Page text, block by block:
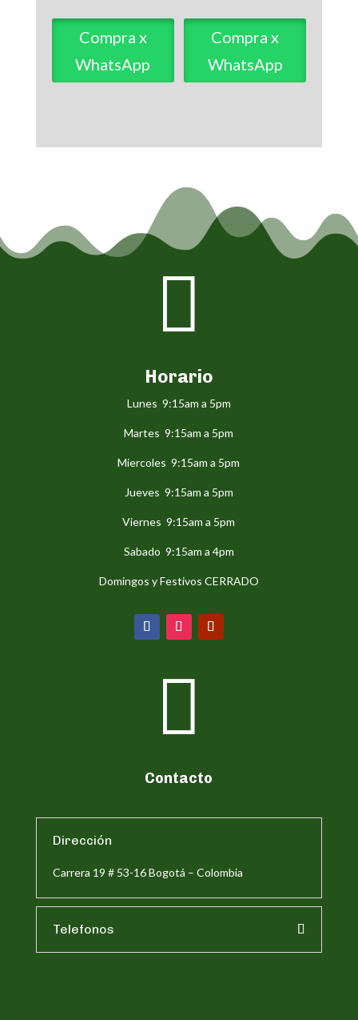
Compra x
WhatsApp
Compra x
WhatsApp

Horario
Lunes 9:15am a 5pm
Martes 9:15am a 5pm
Miercoles 9:15am a 5pm
Jueves 9:15am a 5pm
Viernes 9:15am a 5pm
Sabado 9:15am a 4pm
Domingos y Festivos CERRADO

Contacto
Dirección
Carrera 19 # 53-16 Bogotá – Colombia
Telefonos